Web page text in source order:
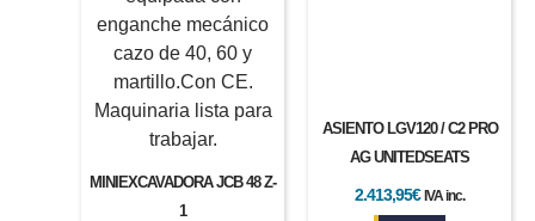
MINIEXCAVADORA JCB 48 Z-
1
ASIENTO LGV120 / C2 PRO
AG UNITEDSEATS
2.413,95€ IVA inc.